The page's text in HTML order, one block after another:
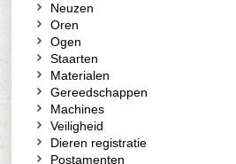
Neuzen
Oren
Ogen
Staarten
Materialen
Gereedschappen
Machines
Veiligheid
Dieren registratie
Postamenten